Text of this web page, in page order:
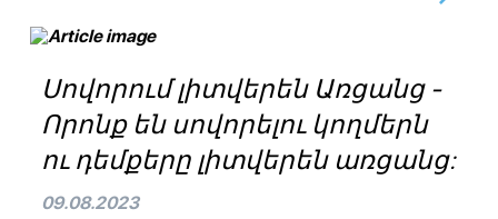
Սովորում լիտվերեն Առցանց -
Որոնք են սովորելու կողմերն
ու դեմքերը լիտվերեն առցանց:
09.08.2023